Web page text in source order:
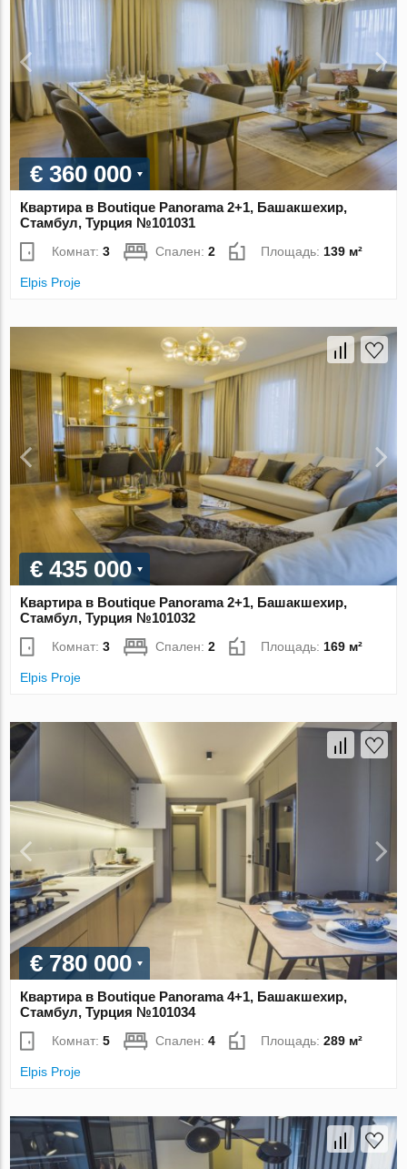
€ 360 000
Квартира в Boutique Panorama 2+1, Башакшехир,
Стамбул, Турция №101031
Комнат:3 Спален:2 Площадь: 139 м²
Elpis Proje
€ 435 000
Квартира в Boutique Panorama 2+1, Башакшехир,
Стамбул, Турция №101032
Комнат:3 Спален:2 Площадь: 169 м²
Elpis Proje
€ 780 000
Квартира в Boutique Panorama 4+1, Башакшехир,
Стамбул, Турция №101034
Комнат:5 Спален:4 Площадь:289 м²
Elpis Proje